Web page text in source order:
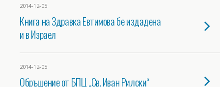
2014-12-05
Книга на Здравка Евтимова бе издадена
и в Израел
2014-12-05
Обръщение от БПЦ „Св. Иван Рилски“